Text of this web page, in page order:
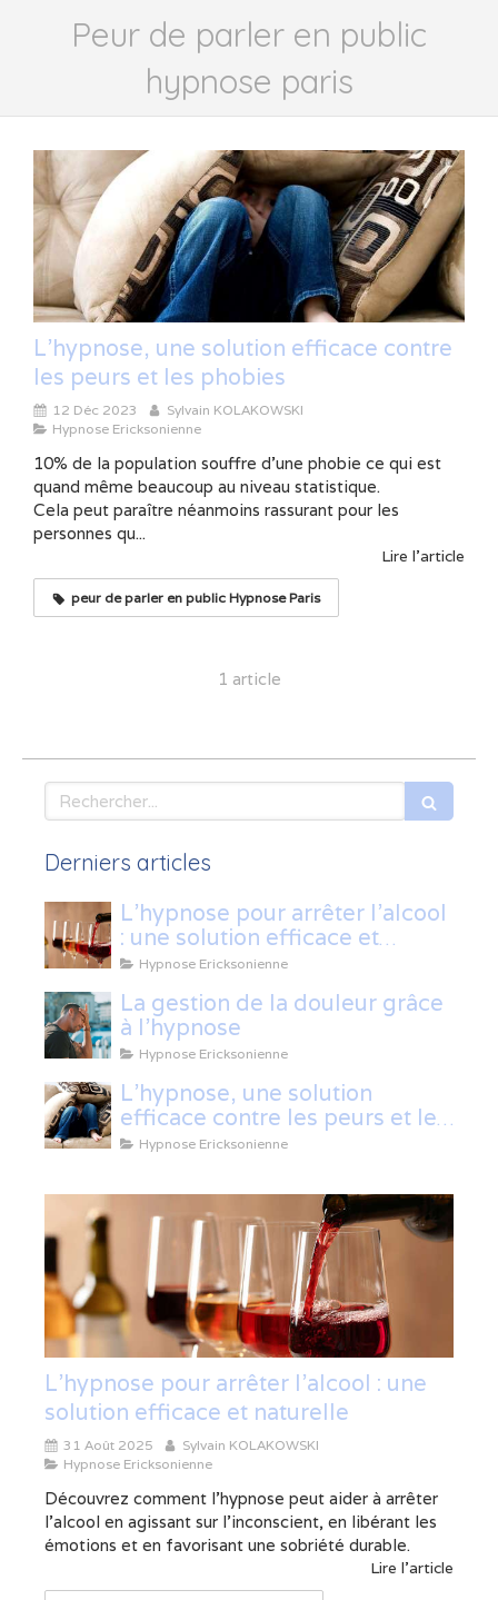
Peur de parler en public
hypnose paris
L'hypnose, une solution efficace contre
les peurs et les phobies
12 Déc 2023
Sylvain KOLAKOWSKI
Hypnose Ericksonienne
10% de la population souffre d’une phobie ce qui est
quand même beaucoup au niveau statistique.
Cela peut paraître néanmoins rassurant pour les
personnes qu...
Lire l'article
peur de parler en public Hypnose Paris
1 article
Rechercher
Derniers articles
L’hypnose pour arrêter l’alcool
: une solution efficace et
naturelle
Hypnose Ericksonienne
La gestion de la douleur grâce
à l'hypnose
Hypnose Ericksonienne
L'hypnose, une solution
efficace contre les peurs et les
phobies
Hypnose Ericksonienne
L’hypnose pour arrêter l’alcool : une
solution efficace et naturelle
31 Août 2025
Sylvain KOLAKOWSKI
Hypnose Ericksonienne
Découvrez comment l’hypnose peut aider à arrêter
l’alcool en agissant sur l’inconscient, en libérant les
émotions et en favorisant une sobriété durable.
Lire l'article